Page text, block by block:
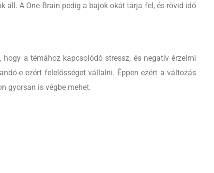
áll. A One Brain pedig a bajok okát tárja fel, és rövid idő
a témához kapcsolódó stressz, és negatív érzelmi
e ezért felelősséget vállalni. Éppen ezért a változás
gyorsan is végbe mehet.